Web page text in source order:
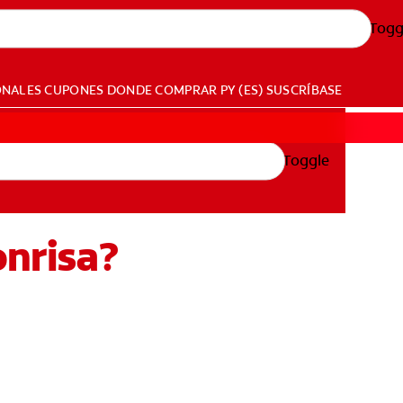
CUPONES DONDE COMPRAR PY (ES) SUSCRÍBASE
Toggle